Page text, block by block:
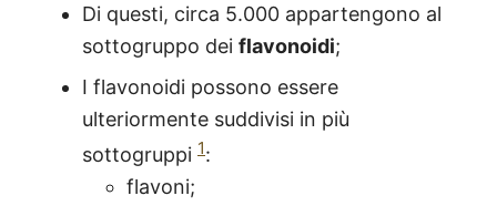
Di questi, circa 5.000 appartengono al
sottogruppo dei flavonoidi;
I flavonoidi possono essere
ulteriormente suddivisi in più
sottogruppi 1:
flavoni;